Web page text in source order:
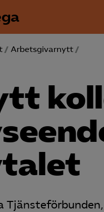
/ Arbetsgivarnytt /